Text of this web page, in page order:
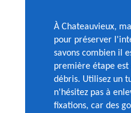
À Chateauvieux,
pour préserver
savons combien il
première étape
débris. Utilisez un
n'hésitez pas à
fixations, car des